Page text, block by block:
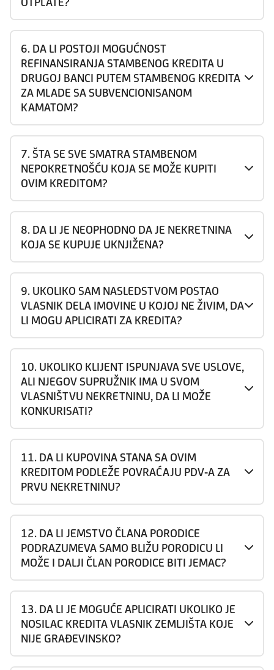
6. DA LI POSTOJI MOGUĆNOST
REFINANSIRANJA STAMBENOG KREDITA U
DRUGOJ BANCI PUTEM STAMBENOG KREDITA
ZA MLADE SA SUBVENCIONISANOM
KAMATOM?
7. ŠTA SE SVE SMATRA STAMBENOM
NEPOKRETNOŠĆU KOJA SE MOŽE KUPITI
OVIM KREDITOM?
8. DA LI JE NEOPHODNO DA JE NEKRETNINA
KOJA SE KUPUJE UKNJIŽENA?
9. UKOLIKO SAM NASLEDSTVOM POSTAO
VLASNIK DELA IMOVINE U KOJOJ NE ŽIVIM, DA
LI MOGU APLICIRATI ZA KREDITA?
10. UKOLIKO KLIJENT ISPUNJAVA SVE USLOVE,
ALI NJEGOV SUPRUŽNIK IMA U SVOM
VLASNIŠTVU NEKRETNINU, DA LI MOŽE
KONKURISATI?
11. DA LI KUPOVINA STANA SA OVIM
KREDITOM PODLEŽE POVRAĆAJU PDV-A ZA
PRVU NEKRETNINU?
12. DA LI JEMSTVO ČLANA PORODICE
PODRAZUMEVA SAMO BLIŽU PORODICU LI
MOŽE I DALJI ČLAN PORODICE BITI JEMAC?
13. DA LI JE MOGUĆE APLICIRATI UKOLIKO JE
NOSILAC KREDITA VLASNIK ZEMLJIŠTA KOJE
NIJE GRAĐEVINSKO?